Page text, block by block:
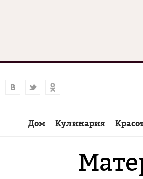
Дом Кулинария